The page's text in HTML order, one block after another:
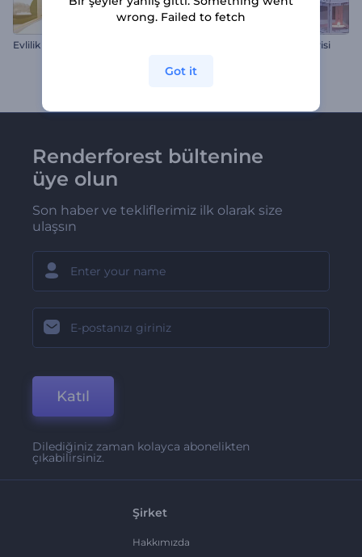
Evlilik Yüzükleri Açılışı 2 Yaban Hayat Fotoğraf Galerisi
Renderforest bültenine
üye olun
Son haber ve tekliflerimiz ilk olarak size
ulaşsın
Katıl
Dilediğiniz zaman kolayca abonelikten
çıkabilirsiniz.
Şirket
Hakkımızda
wrong. Failed to fetch
Got it